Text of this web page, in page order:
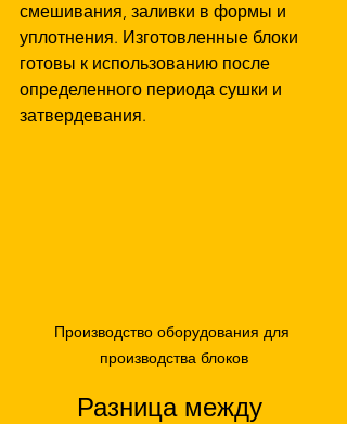
смешивания, заливки в формы и
уплотнения. Изготовленные блоки
готовы к использованию после
определенного периода сушки и
затвердевания.
Производство оборудования для
производства блоков
Разница между